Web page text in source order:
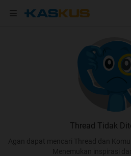
Thread Tidak
Agan dapat mencari Thread dan
Menemukan inspirasi